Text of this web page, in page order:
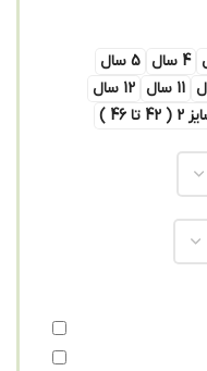
4 سال
5 سال
11 سال
12 سال
46 )